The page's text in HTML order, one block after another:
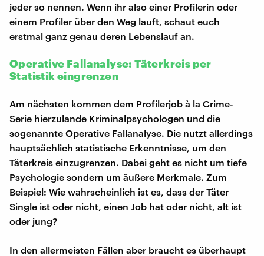
jeder so nennen. Wenn ihr also einer Profilerin oder
einem Profiler über den Weg lauft, schaut euch
erstmal ganz genau deren Lebenslauf an.
Operative Fallanalyse: Täterkreis per
Statistik eingrenzen
Am nächsten kommen dem Profilerjob à la Crime-
Serie hierzulande Kriminalpsychologen und die
sogenannte Operative Fallanalyse. Die nutzt allerdings
hauptsächlich statistische Erkenntnisse, um den
Täterkreis einzugrenzen. Dabei geht es nicht um tiefe
Psychologie sondern um äußere Merkmale. Zum
Beispiel: Wie wahrscheinlich ist es, dass der Täter
Single ist oder nicht, einen Job hat oder nicht, alt ist
oder jung?
In den allermeisten Fällen aber braucht es überhaupt